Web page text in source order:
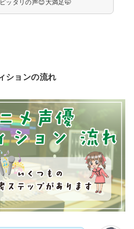
ッタリの声😊大満足🤭
ションの流れ